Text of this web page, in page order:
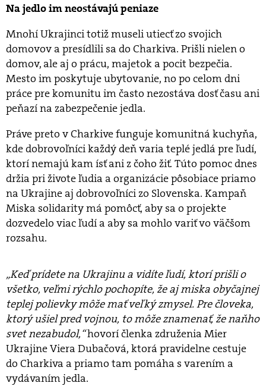
Na jedlo im neostávajú peniaze
Mnohí Ukrajinci totiž museli utiecť zo svojich
domovov a presídlili sa do Charkiva. Prišli nielen o
domov, ale aj o prácu, majetok a pocit bezpečia.
Mesto im poskytuje ubytovanie, no po celom dni
práce pre komunitu im často nezostáva dosť času ani
peňazí na zabezpečenie jedla.
Práve preto v Charkive funguje komunitná kuchyňa,
kde dobrovoľníci každý deň varia teplé jedlá pre ľudí,
ktorí nemajú kam ísť ani z čoho žiť. Túto pomoc dnes
držia pri živote ľudia a organizácie pôsobiace priamo
na Ukrajine aj dobrovoľníci zo Slovenska. Kampaň
Miska solidarity má pomôcť, aby sa o projekte
dozvedelo viac ľudí a aby sa mohlo variť vo väčšom
rozsahu.
„Keď prídete na Ukrajinu a vidíte ľudí, ktorí prišli o
všetko, veľmi rýchlo pochopíte, že aj miska obyčajnej
teplej polievky môže mať veľký zmysel. Pre človeka,
ktorý ušiel pred vojnou, to môže znamenať, že naňho
svet nezabudol,“hovorí členka združenia Mier
Ukrajine Viera Dubačová, ktorá pravidelne cestuje
do Charkiva a priamo tam pomáha s varením a
vydávaním jedla.